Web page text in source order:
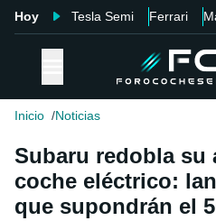
Hoy Tesla Semi Ferrari
Inicio Noticias
Subaru redobla su
coche eléctrico:
que supondrán el